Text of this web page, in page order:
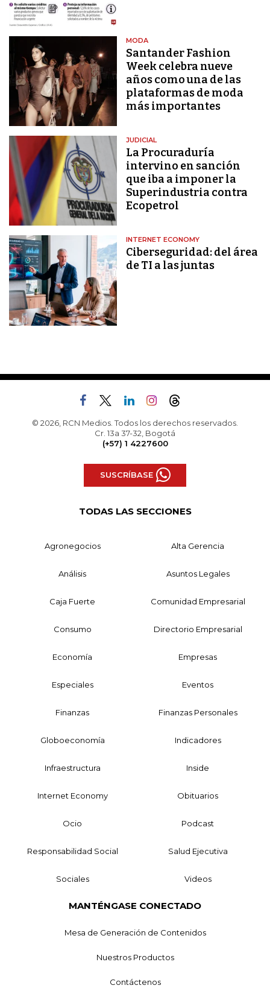
MODA
Santander Fashion
Week celebra nueve
años como una de las
plataformas de moda
más importantes
JUDICIAL
La Procuraduría
intervino en sanción
que iba a imponer la
Superindustria contra
Ecopetrol
INTERNET ECONOMY
Ciberseguridad: del área
de TI a las juntas
© 2026, RCN Medios. Todos los derechos reservados.
Cr. 13a 37-32, Bogotá
(+57) 1 4227600
SUSCRÍBASE
TODAS LAS SECCIONES
Agronegocios Alta Gerencia
Análisis Asuntos Legales
Caja Fuerte Comunidad Empresarial
Consumo Directorio Empresarial
Economía Empresas
Especiales Eventos
Finanzas Finanzas Personales
Globoeconomía Indicadores
Infraestructura Inside
Internet Economy Obituarios
Ocio Podcast
Responsabilidad Social Salud Ejecutiva
Sociales Videos
MANTÉNGASE CONECTADO
Mesa de Generación de Contenidos
Nuestros Productos
Contáctenos